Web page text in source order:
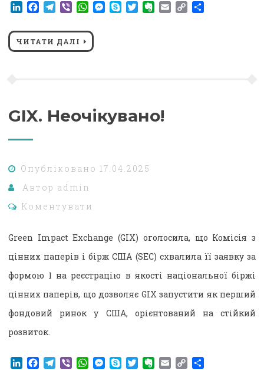
LinkedIn
Facebook
Telegram
ViberWhatsApp
Messenger
SkypeTwitterEvernote
EmailCopy
ЧИТАТИ ДАЛІ
GIX. Неочікувано!
Опубліковано 17.04.2025
Автор admin
Коментувати
Green Impact Exchange (GIX) оголосила, що Комісія з
цінних паперів і бірж США (SEC) схвалила її заявку за
формою 1 на реєстрацію в якості національної біржі
цінних паперів, що дозволяє GIX запустити як перший
фондовий ринок у США, орієнтований на стійкий
розвиток.
LinkedIn
Facebook
Telegram
ViberWhatsApp
Messenger
SkypeTwitterEvernote
EmailCopy